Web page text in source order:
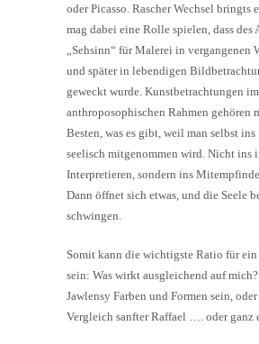
oder Picasso. Rascher Wechsel bringts
mag dabei eine Rolle spielen, dass des
„Sehsinn“ für Malerei in vergangenen
und später in lebendigen
geweckt wurde. Kunstbetrachtungen im
anthroposophischen Rahmen gehören
Besten, was es gibt, weil man selbst ins
seelisch mitgenommen wird. Nicht ins
Interpretieren, sondern ins
Dann öffnet sich etwas, und die Seele
schwingen.
Somit kann die wichtigste Ratio für
sein: Was wirkt ausgleichend auf
Jawlensy Farben und Formen sein,
Vergleich sanfter Raffael …. oder ganz